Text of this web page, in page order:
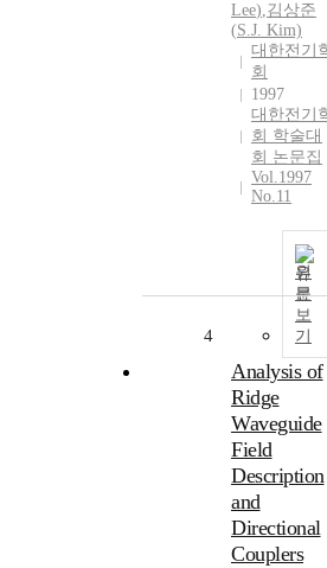
Lee),김상준
(S.J. Kim)
대한전기
회
1997
대한전기
회 학술대
회 논문집
Vol.1997
No.11
원
문
보
기
4
Analysis of
Ridge
Waveguide
Field
Description
and
Directional
Couplers